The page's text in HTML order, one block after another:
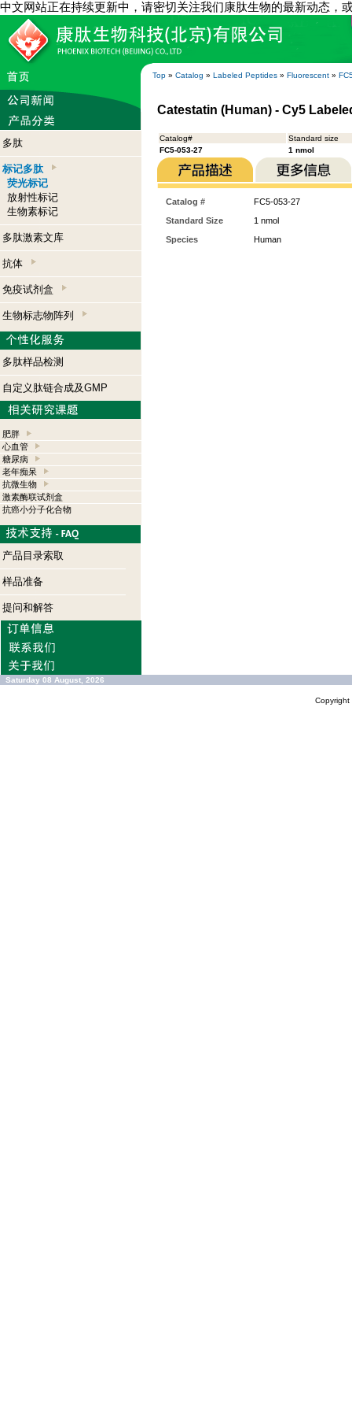
中文网站正在持续更新中，请密切关注我们康肽生物的最新动态，
Top » Catalog » Labeled Peptides » Fluorescent »
多肽
标记多肽
荧光标记
放射性标记
生物素标记
多肽激素文库
抗体
免疫试剂盒
生物标志物阵列
多肽样品检测
自定义肽链合成及GMP
肥胖
心血管
糖尿病
老年痴呆
抗微生物
激素酶联试剂盒
抗癌小分子化合物
产品目录索取
样品准备
提问和解答
Catestatin (Human) - Cy5
Catalog#
Standard size
FC5-053-27
1 nmol
Catalog #
FC5-053-27
Standard Size
1 nmol
Species
Human
Saturday 08 August, 2026